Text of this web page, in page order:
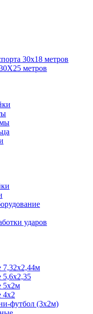
30x18 метров
метров
ударов
7,32х2,44м
5,6х2,35
5х2м
4х2
футбол (3х2м)